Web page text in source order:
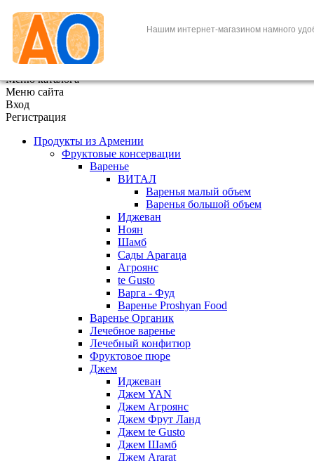
Нашим интернет-магазином намного
+7 (495) 646-888-1
В корзине 0 товаров
Меню каталога
Меню сайта
Вход
Регистрация
Продукты из Армении
Фруктовые консервации
Варенье
ВИТАЛ
Варенья малый объем
Варенья большой объем
Иджеван
Ноян
Шамб
Сады Арагаца
Агроянс
te Gusto
Варга - Фуд
Варенье Proshyan Food
Варенье Органик
Лечебное варенье
Лечебный конфитюр
Фруктовое пюре
Джем
Иджеван
Джем YAN
Джем Агроянс
Джем Фрут Ланд
Джем te Gusto
Джем Шамб
Джем Ararat